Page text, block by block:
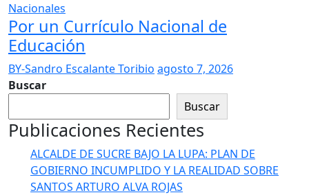
Nacionales
Por un Currículo Nacional de
Educación
BY-Sandro Escalante Toribio agosto 7, 2026
Buscar
Buscar
Publicaciones Recientes
ALCALDE DE SUCRE BAJO LA LUPA: PLAN DE
GOBIERNO INCUMPLIDO Y LA REALIDAD SOBRE
SANTOS ARTURO ALVA ROJAS